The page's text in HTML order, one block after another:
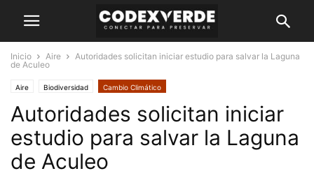
Inicio Aire
Autoridades solicitan iniciar estudio para salvar la Laguna
de Aculeo
Aire Biodiversidad Cambio Climático
Autoridades solicitan iniciar
estudio para salvar la Laguna
de Aculeo